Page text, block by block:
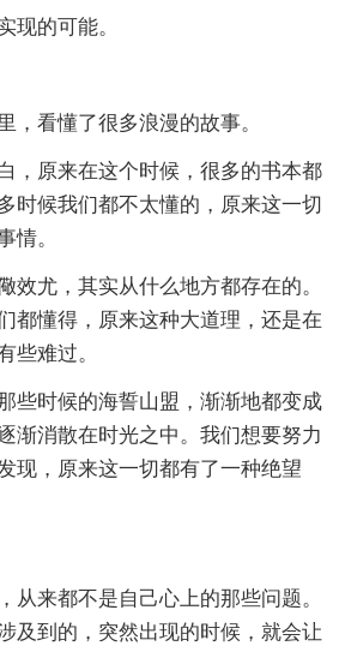
现的可能。
，看懂了很多浪漫的故事。
，原来在这个时候，很多的书本都
时候我们都不太懂的，原来这一切
情。
效尤，其实从什么地方都存在的。
都懂得，原来这种大道理，还是在
些难过。
些时候的海誓山盟，渐渐地都变成
渐消散在时光之中。我们想要努力
现，原来这一切都有了一种绝望
从来都不是自己心上的那些问题。
及到的，突然出现的时候，就会让